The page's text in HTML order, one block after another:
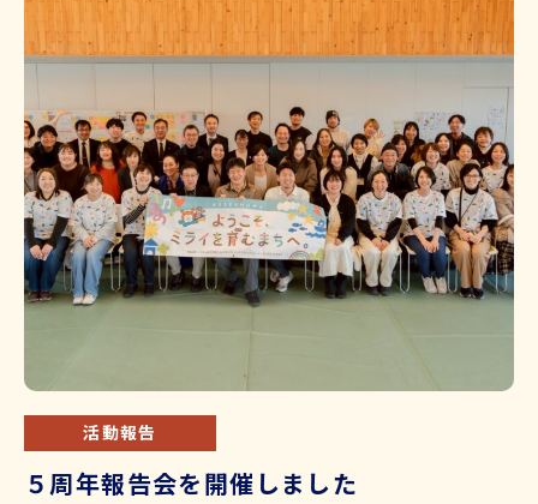
活動報告
５周年報告会を開催しました